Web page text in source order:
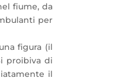
fiume, da
per
figura (il
proibiva di
il